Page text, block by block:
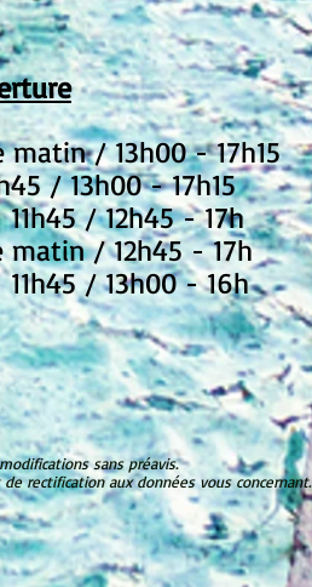
matin / 13h00 - 17h15
/ 13h00 - 17h15
/ 12h45 - 17h
/ 12h45 - 17h
/ 13h00 - 16h
sans préavis.
rectification aux données vous concernant.